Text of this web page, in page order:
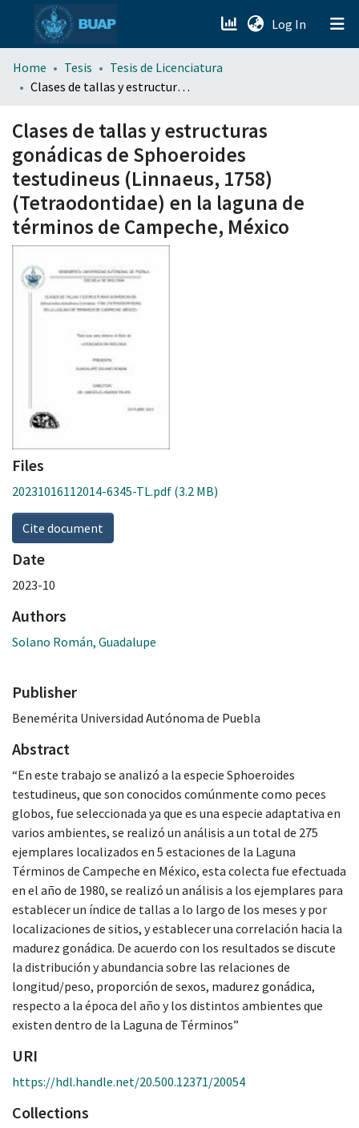
Log In (current)
menu.section.about_menu
Home Tesis
Tesis de Licenciatura
Clases de tallas y estructuras gonádicas de Sphoeroides testudineus (Linnaeus, 1758) (Tetraodontidae) en la laguna de términos de Campeche, México
Clases de tallas y estructuras
gonádicas de Sphoeroides
testudineus (Linnaeus, 1758)
(Tetraodontidae) en la laguna de
términos de Campeche, México
Files
20231016112014-6345-TL.pdf (3.2 MB)
Cite document
Date
2023-10
Authors
Solano Román, Guadalupe
Publisher
Benemérita Universidad Autónoma de Puebla
Abstract
“En este trabajo se analizó a la especie Sphoeroides
testudineus, que son conocidos comúnmente como peces
globos, fue seleccionada ya que es una especie adaptativa en
varios ambientes, se realizó un análisis a un total de 275
ejemplares localizados en 5 estaciones de la Laguna
Términos de Campeche en México, esta colecta fue efectuada
en el año de 1980, se realizó un análisis a los ejemplares para
establecer un índice de tallas a lo largo de los meses y por
localizaciones de sitios, y establecer una correlación hacia la
madurez gonádica. De acuerdo con los resultados se discute
la distribución y abundancia sobre las relaciones de
longitud/peso, proporción de sexos, madurez gonádica,
respecto a la época del año y los distintos ambientes que
existen dentro de la Laguna de Términos”
URI
https://hdl.handle.net/20.500.12371/20054
Collections